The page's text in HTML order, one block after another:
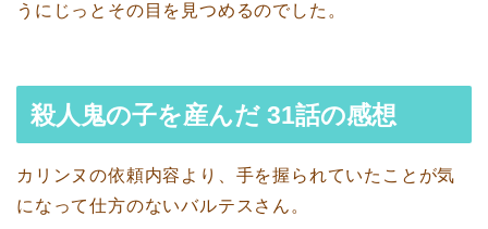
うにじっとその目を見つめるのでした。
殺人鬼の子を産んだ 31話の感想
カリンヌの依頼内容より、手を握られていたことが気
になって仕方のないバルテスさん。